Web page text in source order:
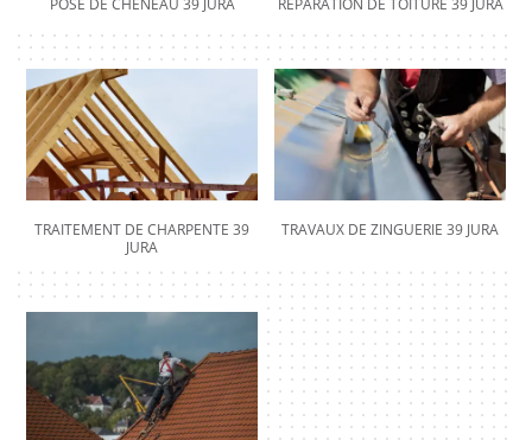
TRAITEMENT DE CHARPENTE 39
JURA
TRAVAUX DE ZINGUERIE 39 JURA